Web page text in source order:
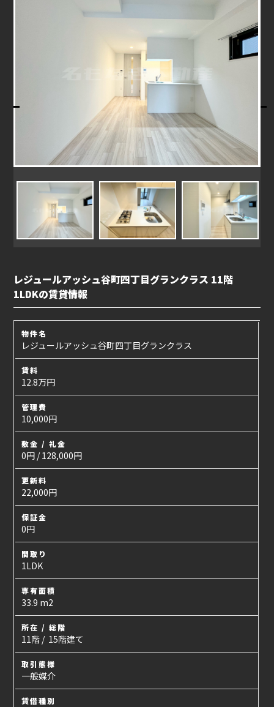
レジュールアッシュ谷町四丁目グランクラス 11階
1LDKの賃貸情報
物件名
レジュールアッシュ谷町四丁目グランクラス
賃料
12.8万円
管理費
10,000円
敷金 / 礼金
0円 / 128,000円
更新料
22,000円
保証金
0円
間取り
1LDK
専有面積
33.9 m2
所在 / 総階
11階 / 15階建て
取引態様
一般媒介
賃借種別